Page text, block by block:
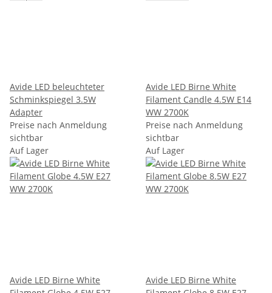
Avide LED beleuchteter
Schminkspiegel 3.5W
Adapter
Preise nach Anmeldung
sichtbar
Avide LED Birne White
Filament Candle 4.5W E14
WW 2700K
Preise nach Anmeldung
sichtbar
Auf Lager
Avide LED Birne White
Auf Lager
Avide LED Birne White